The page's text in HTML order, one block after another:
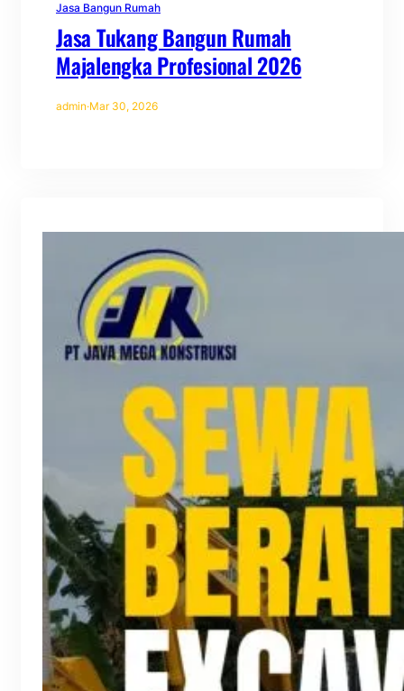
Jasa Bangun Rumah
Jasa Tukang Bangun Rumah
Majalengka Profesional 2026
admin·Mar 30, 2026